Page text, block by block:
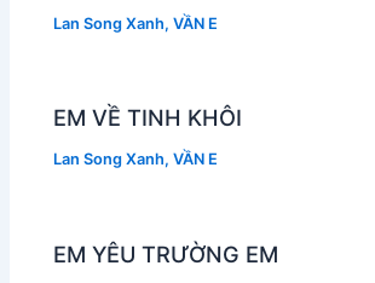
Lan Song Xanh,VẦN E
EM VỀ TINH KHÔI
Lan Song Xanh,VẦN E
EM YÊU TRƯỜNG EM